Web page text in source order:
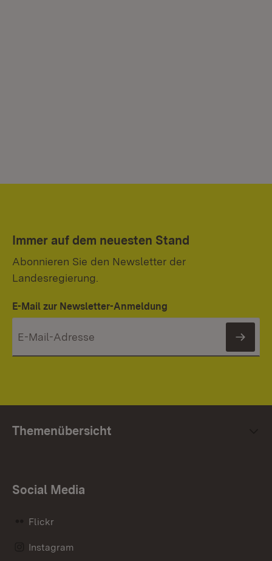
Immer auf dem neuesten Stand
Abonnieren Sie den Newsletter der
Landesregierung.
E-Mail zur Newsletter-Anmeldung
Themenübersicht
Social Media
Flickr
Instagram